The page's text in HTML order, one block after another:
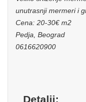
unutrasnji mermeri i
Cena: 20-30€ m2
Pedja, Beograd
0616620900
Detalji: